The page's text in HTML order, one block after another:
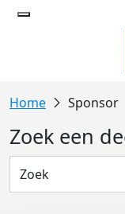
Sponsor
Zoek een